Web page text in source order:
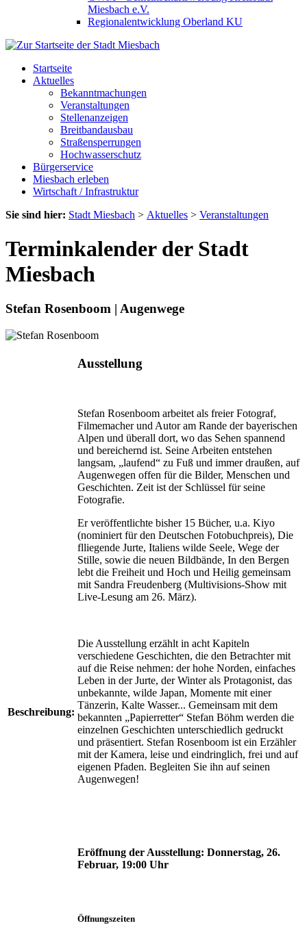
Miesbach e.V.
Regionalentwicklung Oberland KU
Startseite
Aktuelles
Bekanntmachungen
Veranstaltungen
Stellenanzeigen
Breitbandausbau
Straßensperrungen
Hochwasserschutz
Bürgerservice
Miesbach erleben
Wirtschaft / Infrastruktur
Sie sind hier: Stadt Miesbach > Aktuelles > Veranstaltungen
Terminkalender der Stadt
Miesbach
Stefan Rosenboom | Augenwege
Beschreibung:
Ausstellung
Stefan Rosenboom arbeitet als freier Fotograf,
Filmemacher und Autor am Rande der bayerischen
Alpen und überall dort, wo das Sehen spannend
und bereichernd ist. Seine Arbeiten entstehen
langsam, „laufend“ zu Fuß und immer draußen, auf
Augenwegen offen für die Bilder, Menschen und
Geschichten. Zeit ist der Schlüssel für seine
Fotografie.
Er veröffentlichte bisher 15 Bücher, u.a. Kiyo
(nominiert für den Deutschen Fotobuchpreis), Die
flliegende Jurte, Italiens wilde Seele, Wege der
Stille, sowie die neuen Bildbände, In den Bergen
lebt die Freiheit und Hoch und Heilig gemeinsam
mit Sandra Freudenberg (Multivisions-Show mit
Live-Lesung am 26. März).
Die Ausstellung erzählt in acht Kapiteln
verschiedene Geschichten, die den Betrachter mit
auf die Reise nehmen: der hohe Norden, einfaches
Leben in der Jurte, der Winter als Protagonist, das
unbekannte, wilde Japan, Momente mit einer
Tänzerin, Kalte Wasser... Gemeinsam mit dem
bekannten „Papierretter“ Stefan Böhm werden die
einzelnen Geschichten unterschiedlich gedruckt
und präsentiert. Stefan Rosenboom ist ein Erzähler
mit der Kamera, leise und eindringlich, frei und auf
eigenen Pfaden. Begleiten Sie ihn auf seinen
Augenwegen!
Eröffnung der Ausstellung: Donnerstag, 26.
Februar, 19:00 Uhr
Öffnungszeiten